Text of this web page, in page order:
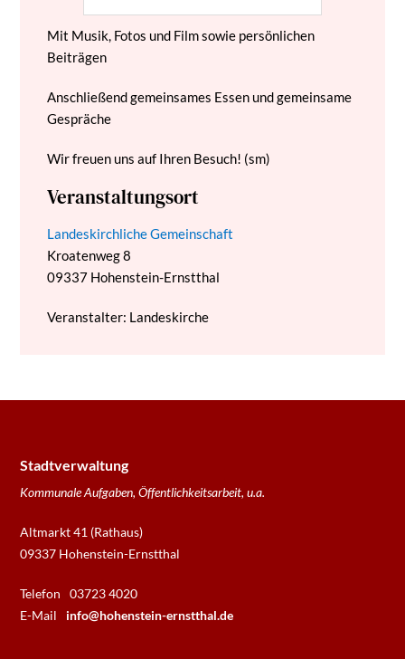
Mit Musik, Fotos und Film sowie persönlichen
Beiträgen
Anschließend gemeinsames Essen und gemeinsame
Gespräche
Wir freuen uns auf Ihren Besuch! (sm)
Veranstaltungsort
Landeskirchliche Gemeinschaft
Kroatenweg 8
09337 Hohenstein-Ernstthal
Veranstalter: Landeskirche
Stadtverwaltung
Kommunale Aufgaben, Öffentlichkeitsarbeit, u.a.
Altmarkt 41 (Rathaus)
09337 Hohenstein-Ernstthal
Telefon
03723 4020
E-Mail
info@hohenstein-ernstthal.de